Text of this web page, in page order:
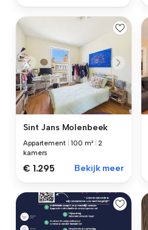
Sint Jans Molenbeek
Appartement |100 m² |2
kamers
€ 1.295 Bekijk meer